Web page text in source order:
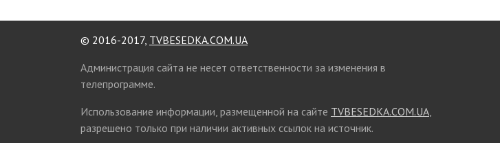
© 2016-2017, TVBESEDKA.COM.UA
Администрация сайта не несет ответственности за изменения в
телепрограмме.
Использование информации, размещенной на сайте TVBESEDKA.COM.UA,
разрешено только при наличии активных ссылок на источник.